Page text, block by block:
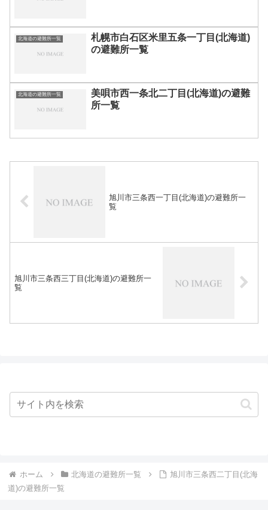
北海道の避難所一覧
札幌市白石区米里五条一丁目(北海道)
の避難所一覧
北海道の避難所一覧
美唄市西一条北二丁目(北海道)の避難
所一覧
旭川市三条西一丁目(北海道)の避難所一
覧
旭川市三条西三丁目(北海道)の避難所一
覧
ホーム 北海道の避難所一覧
旭川市三条西二丁目(北海
道)の避難所一覧